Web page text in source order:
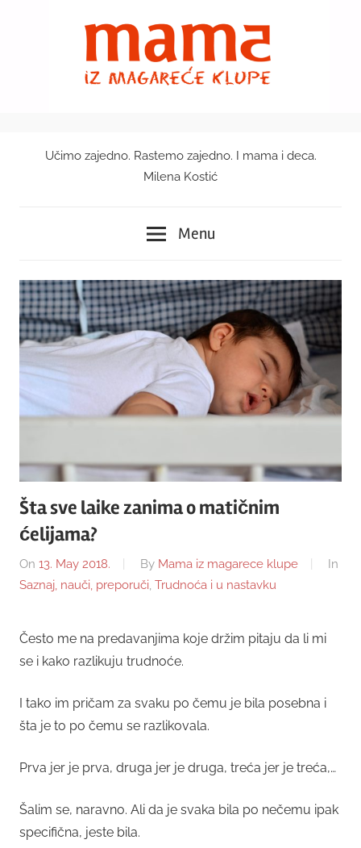
Mama
magareće
klupe
Učimo zajedno. Rastemo zajedno. I mama i deca.
Milena Kostić
Menu
Šta sve laike zanima o matičnim
ćelijama?
On 13. May 2018. By Mama iz magarece klupe
In
Saznaj, nauči, preporuči, Trudnoća i u nastavku
Često me na predavanjima koje držim pitaju da li mi
se i kako razlikuju trudnoće.
I tako im pričam za svaku po čemu je bila posebna i
šta je to po čemu se razlikovala.
Prva jer je prva, druga jer je druga, treća jer je treća,…
Šalim se, naravno. Ali da je svaka bila po nečemu ipak
specifična, jeste bila.